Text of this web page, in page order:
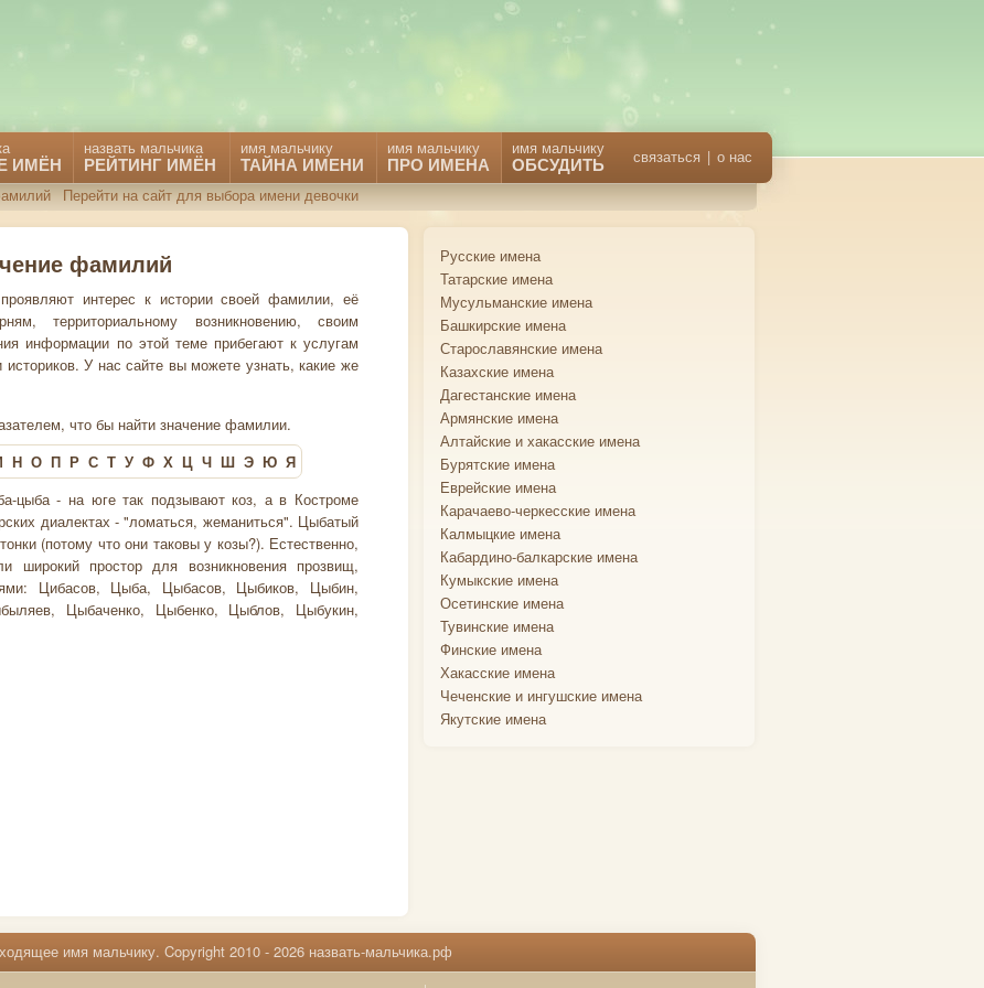
ИМЁН
назвать мальчика
РЕЙТИНГ ИМЁН
имя мальчику
ТАЙНА ИМЕНИ
имя мальчику
ПРО ИМЕНА
имя мальчику
ОБСУДИТЬ связаться | о нас
Перейти на сайт для выбора имени девочки
фамилий
интерес к истории своей фамилии, её
территориальному возникновению, своим
информации по этой теме прибегают к услугам
У нас сайте вы можете узнать, какие же
что бы найти значение фамилии.
Н О П Р С Т У Ф Х Ц Ч Ш Э Ю Я
цыба - на юге так подзывают коз, а в Костроме
диалектах - "ломаться, жеманиться". Цыбатый
(потому что они таковы у козы?). Естественно,
широкий простор для возникновения прозвищ,
Цибасов, Цыба, Цыбасов, Цыбиков, Цыбин,
Цыбаченко, Цыбенко, Цыблов, Цыбукин,
Русские имена
Татарские имена
Мусульманские имена
Башкирские имена
Старославянские имена
Казахские имена
Дагестанские имена
Армянские имена
Алтайские и хакасские имена
Бурятские имена
Еврейские имена
Карачаево-черкесские имена
Калмыцкие имена
Кабардино-балкарские имена
Кумыкские имена
Осетинские имена
Тувинские имена
Финские имена
Хакасские имена
Чеченские и ингушские имена
Якутские имена
имя мальчику. Copyright 2010 - 2026 назвать-мальчика.рф